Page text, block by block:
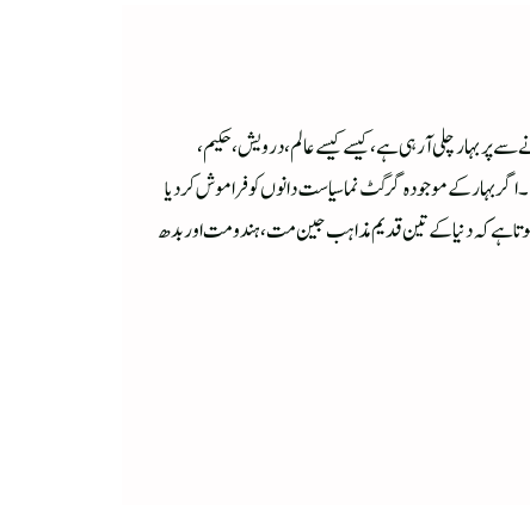
پر بہار چلی آرہی ہے، کیسے کیسے عالم ، درویش، حکیم،
بہار کے موجودہ گرگٹ نما سیاست دانوں کو فراموش کردیا
ہوتا ہے کہ دنیا کے تین قدیم مذاہب جین مت، ہندو مت اور بدھ